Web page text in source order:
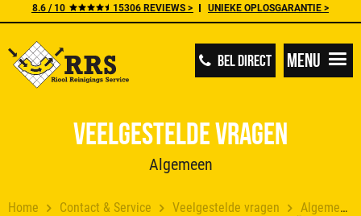
8.6 / 10 15306 REVIEWS > UNIEKE OPLOSGARANTIE >
BEL DIRECT Menu
Home Contact & Service Veelgestelde vragen Algemeen
Veelgestelde vragen
Algemeen